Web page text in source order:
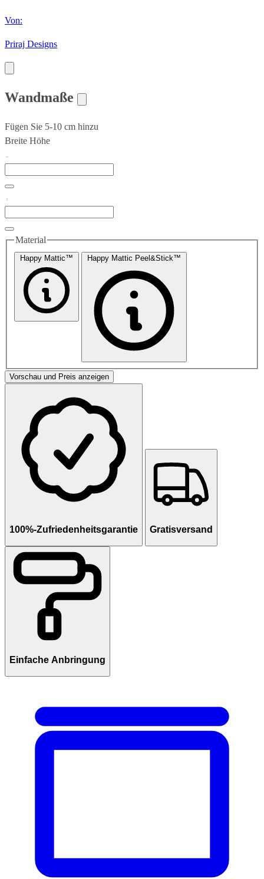
Von:
Priraj Designs
Wandmaße
Fügen Sie 5-10 cm hinzu
Breite Höhe
Material
Happy Mattic™ Happy Mattic Peel&Stick™
Vorschau und Preis anzeigen
100%-Zufriedenheitsgarantie Gratisversand
Einfache Anbringung